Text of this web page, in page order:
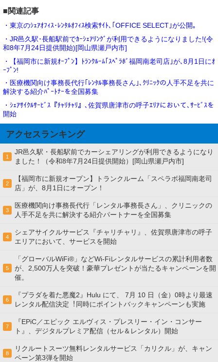
■関連記事
・東京のｼｪｱｵﾌｨｽ･ﾚﾝﾀﾙｵﾌｨｽ検索ｻｲﾄ､｢OFFICE SELECT｣が公開｡
・JR邑久駅･長船駅前でｶｰｼｪｱﾘﾝｸﾞが利用できるようになりました!(令
和8年7月24日提供開始)[岡山県瀬戸内市]
・【福岡市に新規ｵｰﾌﾟﾝ】ﾄﾗﾝｸﾙｰﾑ｢ｽﾍﾟﾗﾎﾞ福岡南老司店｣が､8月1日にｵ
ｰﾌﾟﾝ!
・医療機関向け事務長代行｢ﾚﾝﾀﾙ事務長さん｣､ｸﾘﾆｯｸの人手不足を共に
解決する紹介ﾊﾟｰﾄﾅｰを全国募集
・ｼｪｱｻｲｸﾙｻｰﾋﾞｽ『ﾁｬﾘﾁｬﾘ』､佐賀県唐津市の呼子ｴﾘｱにおいて､ｻｰﾋﾞｽを
開始
アクセスランキング
1
JR邑久駅・長船駅前でカーシェアリングが利用できるようになり
ました！（令和8年7月24日提供開始）[岡山県瀬戸内市]
2
【福岡市に新規オープン】トランクルーム「スペラボ福岡南老司
店」が、8月1日にオープン！
3
医療機関向け事務長代行「レンタル事務長さん」、クリニックの
人手不足を共に解決する紹介パートナーを全国募集
4
シェアサイクルサービス『チャリチャリ』、佐賀県唐津市の呼子
エリアにおいて、サービスを開始
5
「グローバルWiFi®」などWi-Fiレンタルサービスの累計利用者数
が、2,500万人を突破！豪華プレゼントが当たるキャンペーンを開
催。
6
『プラダを着た悪魔2』Hulu にて、 7⽉ 10 ⽇（金）0時より最速
レンタル配信決定︕同時にポイントバックキャンペーンも実施
7
『EPiC／エピック エルヴィス・プレスリー・イン・コンサー
ト』、デジタルプレミア配信（セル＆レンタル）開始
8
リクルートスーツ無料レンタルサービス「カリクル」が、キャン
ペーン第3弾を開始